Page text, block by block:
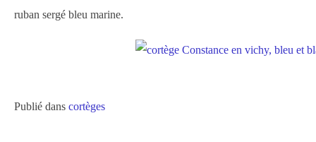
ruban sergé bleu marine.
Publié dans cortèges